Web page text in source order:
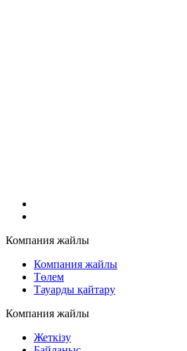
Компания жайлы
Компания жайлы
Төлем
Тауарды қайтару
Компания жайлы
Жеткізу